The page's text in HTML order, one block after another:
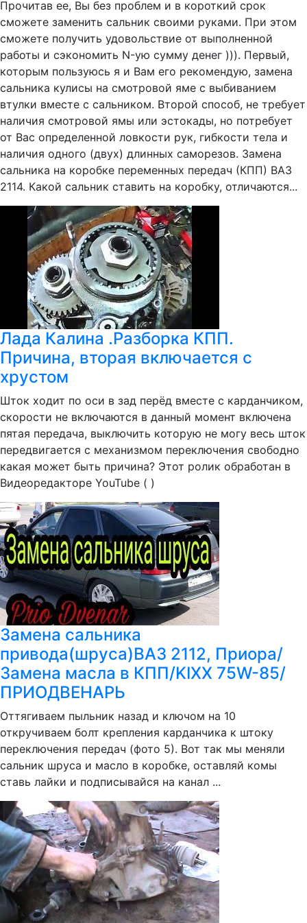
Прочитав ее, Вы без проблем и в короткий срок
сможете заменить сальник своими руками. При этом
сможете получить удовольствие от выполненной
работы и сэкономить N-ую сумму денег ))). Первый,
которым пользуюсь я и Вам его рекомендую, замена
сальника кулисы на смотровой яме с выбиванием
втулки вместе с сальником. Второй способ, не требует
наличия смотровой ямы или эстокады, но потребует
от Вас определенной ловкости рук, гибкости тела и
наличия одного (двух) длинных саморезов. Замена
сальника на коробке переменных передач (КПП) ВАЗ
2114. Какой сальник ставить на коробку, отличаются...
Лада Калина .Разборка КПП.
Причина, вторая включается с
хрустом
Шток ходит по оси в зад перёд вместе с карданчиком,
скорости не включаются в данный момент включена
пятая передача, выключить которую не могу весь шток
передвигается с механизмом переключения свободно
какая может быть причина? Этот ролик обработан в
Видеоредакторе YouTube ( )
Замена сальника
привода(шруса)ВАЗ 2112, Приора/
Замена масла в КПП/KIXX 75W-85/
ПРИОДВЕНАРЬ
Оттягиваем пыльник назад и ключом на 10
откручиваем болт крепления карданчика к штоку
переключения передач (фото 5). Вот так мы меняли
сальник шруса и масло в коробке, оставляй комы
ставь лайки и подписывайся на канал ...